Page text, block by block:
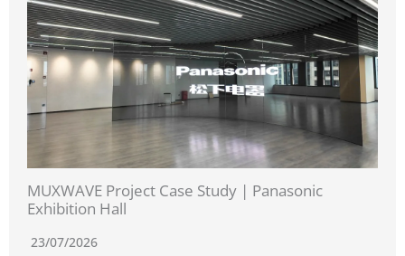
MUXWAVE Project Case Study | Panasonic
Exhibition Hall
23/07/2026